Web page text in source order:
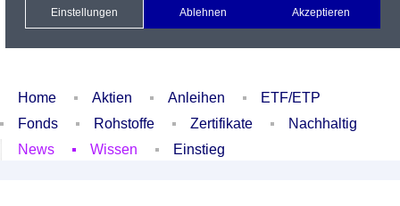
Newsletter Kontakt
Xetra Realtime
Watchlist Portfolio Login
Home Aktien Anleihen
ETF/ETP
Fonds
Rohstoffe Zertifikate
Nachhaltig
News
Wissen Einstieg
Einstellungen Ablehnen Akzeptieren